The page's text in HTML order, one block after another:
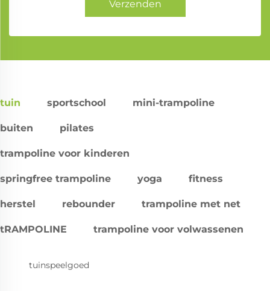
Verzenden
tuin sportschool mini-trampoline
buiten pilates
trampoline voor kinderen
springfree trampoline yoga fitness
herstel rebounder trampoline met net
tRAMPOLINE trampoline voor volwassenen
tuinspeelgoed